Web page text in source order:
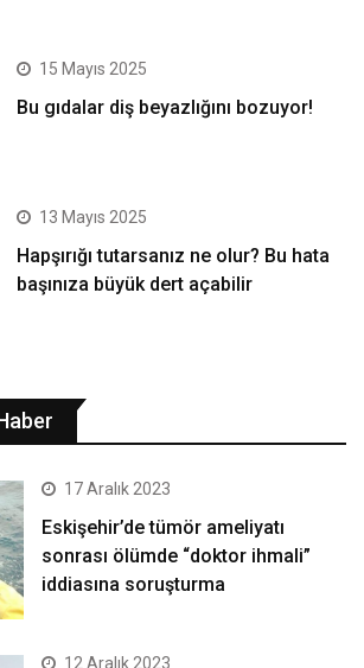
15 Mayıs 2025
Bu gıdalar diş beyazlığını bozuyor!
13 Mayıs 2025
Hapşırığı tutarsanız ne olur? Bu hata
başınıza büyük dert açabilir
17 Aralık 2023
Eskişehir’de tümör ameliyatı
sonrası ölümde “doktor ihmali”
iddiasına soruşturma
12 Aralık 2023